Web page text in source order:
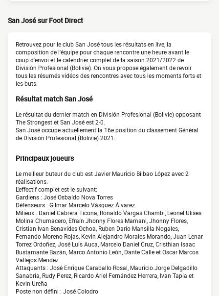
San José sur Foot Direct
Retrouvez pour le club San José tous les résultats en live, la
composition de l'équipe pour chaque rencontre une heure avant le
coup d'envoi et le calendrier complet de la saison 2021/2022 de
División Profesional (Bolivie). On vous propose également de revoir
tous les résumés vidéos des rencontres avec tous les moments forts et
les buts.
Résultat match San José
Le résultat du dernier match en División Profesional (Bolivie) opposant
The Strongest et San José est 2-0.
San José occupe actuellement la 16e position du classement Général
de División Profesional (Bolivie) 2021.
Principaux joueurs
Le meilleur buteur du club est Javier Mauricio Bilbao López avec 2
réalisations.
L'effectif complet est le suivant:
Gardiens : José Osbaldo Nova Torres
Défenseurs : Gilmar Marcelo Vásquez Álvarez
Milieux : Daniel Cabrera Ticona, Ronaldo Vargas Chambi, Leonel Ulises
Molina Chumacero, Efraín Jhonny Flores Mamani, Jhonny Flores,
Cristian Ivan Benavides Ochoa, Ruben Dario Mansilla Nogales,
Fernando Moreno Rojas, Kevin Alejandro Morales Morando, Juan Lenar
Torrez Ordoñez, José Luis Auca, Marcelo Daniel Cruz, Cristhian Isaac
Bustamante Bazán, Marco Antonio León, Dante Calle et Oscar Marcos
Vallejos Mendez
Attaquants : José Enrique Caraballo Rosal, Mauricio Jorge Delgadillo
Sanabria, Rudy Perez, Ricardo Ariel Fernández Herrera, Ivan Tapia et
Kevin Ureña
Poste non défini : José Colodro